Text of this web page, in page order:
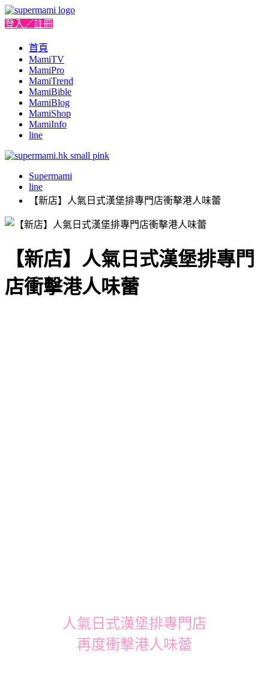
登入／註冊
首頁
MamiTV
MamiPro
MamiTrend
MamiBible
MamiBlog
MamiShop
MamiInfo
line
Supermami
line
【新店】人氣日式漢堡排專門店衝擊港人味蕾
【新店】人氣日式漢堡排專門
店衝擊港人味蕾
人氣日式漢堡排專門店
再度衝擊港人味蕾